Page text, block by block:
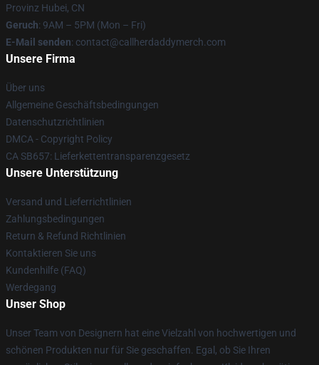
Provinz Hubei, CN
Geruch: 9AM – 5PM (Mon – Fri)
E-Mail senden: contact@callherdaddymerch.com
Unsere Firma
Über uns
Allgemeine Geschäftsbedingungen
Datenschutzrichtlinien
DMCA - Copyright Policy
CA SB657: Lieferkettentransparenzgesetz
Unsere Unterstützung
Versand und Lieferrichtlinien
Zahlungsbedingungen
Return & Refund Richtlinien
Kontaktieren Sie uns
Kundenhilfe (FAQ)
Werdegang
Unser Shop
Unser Team von Designern hat eine Vielzahl von hochwertigen und
schönen Produkten nur für Sie geschaffen. Egal, ob Sie Ihren